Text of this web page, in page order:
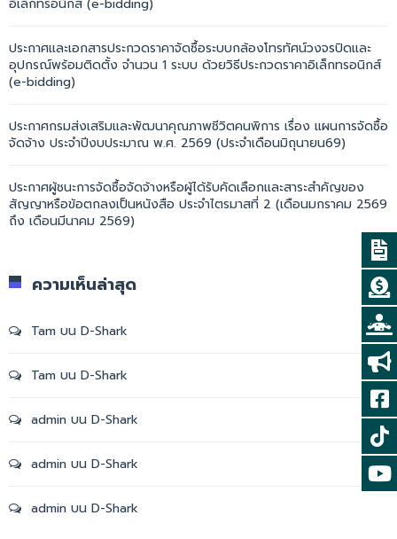
อิเล็กทรอนิกส์ (e-bidding)
ประกาศและเอกสารประกวดราคาจัดซื้อระบบกล้องโทรทัศน์วงจรปิดและ
อุปกรณ์พร้อมติดตั้ง จำนวน 1 ระบบ ด้วยวิธีประกวดราคาอิเล็กทรอนิกส์
(e-bidding)
ประกาศกรมส่งเสริมและพัฒนาคุณภาพชีวิตคนพิการ เรื่อง แผนการจัดซื้อ
จัดจ้าง ประจำปีงบประมาณ พ.ศ. 2569 (ประจำเดือนมิถุนายน69)
ประกาศผู้ชนะการจัดซื้อจัดจ้างหรือผู้ได้รับคัดเลือกและสาระสำคัญของ
สัญญาหรือข้อตกลงเป็นหนังสือ ประจำไตรมาสที่ 2 (เดือนมกราคม 2569
ถึง เดือนมีนาคม 2569)
ความเห็นล่าสุด
Tam บน D-Shark
Tam บน D-Shark
admin บน D-Shark
admin บน D-Shark
admin บน D-Shark